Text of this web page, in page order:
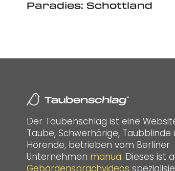
Paradies: Schottland
Der Taubenschlag ist eine
Taube, Schwerhörige, Taubblinde
Hörende, betrieben vom Berliner
Unternehmen manua. Dieses ist
Gebärdensprachvideos